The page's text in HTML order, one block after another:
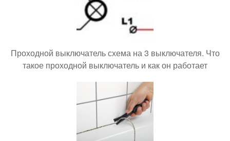
Проходной выключатель схема на 3 выключателя. Что
такое проходной выключатель и как он работает